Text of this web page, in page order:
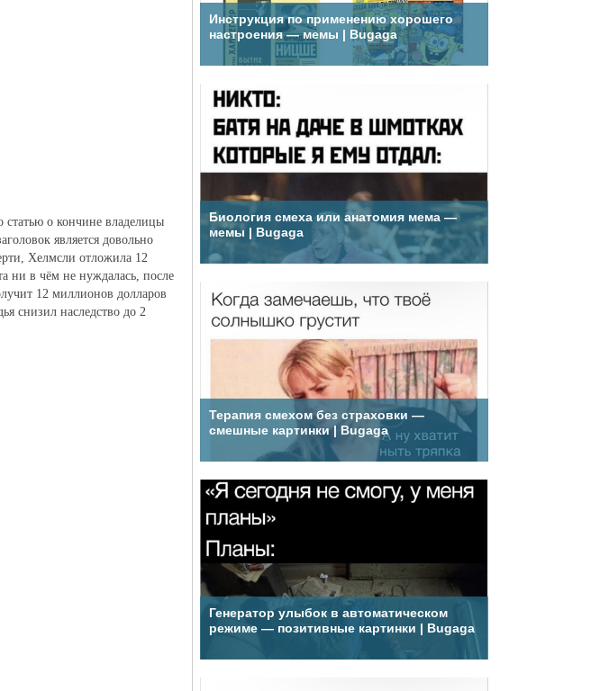
статью о кончине владелицы
является довольно
Хелмсли отложила 12
ни в чём не нуждалась, после
12 миллионов долларов
снизил наследство до 2
Инструкция по применению хорошего
настроения — мемы | Bugaga
Биология смеха или анатомия мема —
мемы | Bugaga
Терапия смехом без страховки —
смешные картинки | Bugaga
Генератор улыбок в автоматическом
режиме — позитивные картинки | Bugaga